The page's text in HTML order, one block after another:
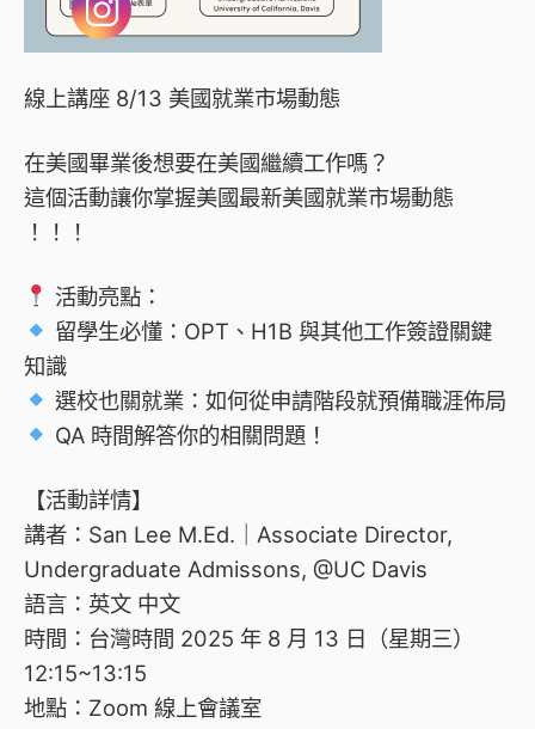
線上講座 8/13 美國就業市場動態
在美國畢業後想要在美國繼續工作嗎？
這個活動讓你掌握美國最新美國就業市場動態
！！！
活動亮點：
留學生必懂：OPT、H1B 與其他工作簽證關鍵
知識
選校也關就業：如何從申請階段就預備職涯佈局
QA 時間解答你的相關問題！
【活動詳情】
講者：San Lee M.Ed.｜Associate Director,
Undergraduate Admissons, @UC Davis
語言：英文 中文
時間：台灣時間 2025 年 8 月 13 日（星期三）
12:15~13:15
地點：Zoom 線上會議室